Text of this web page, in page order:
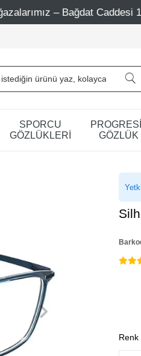
Caddesi 1 - Bağdat
SPORCU
GÖZLÜKLERİ
GÖZLÜK
Renk